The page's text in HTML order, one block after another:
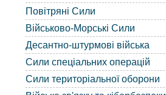
Повітряні Сили
Військово-Морські Сили
Десантно-штурмові війська
Сили спеціальних операцій
Сили територіальної оборони